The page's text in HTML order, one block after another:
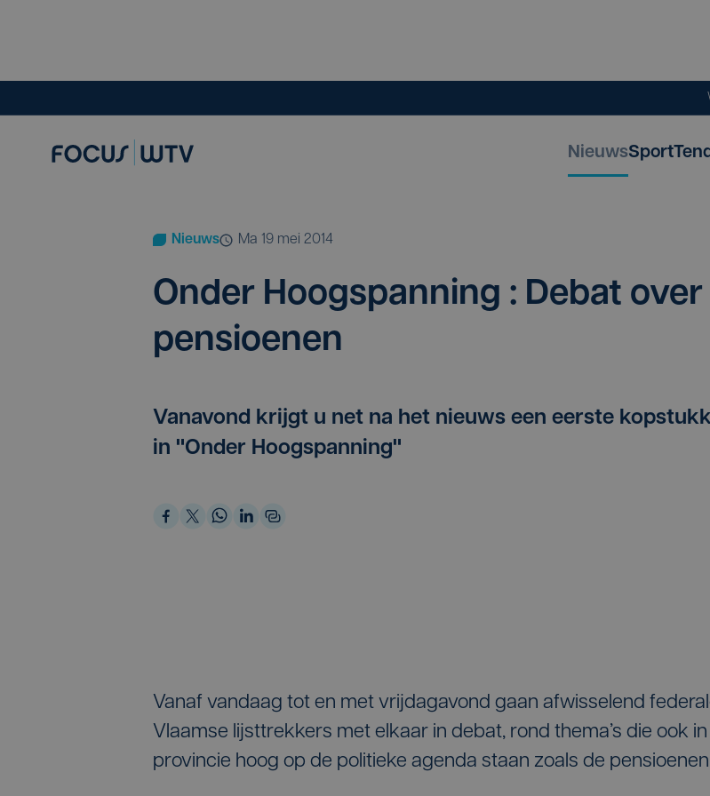
NieuwsSport
Nieuws ma 19 mei 2014
Onder Hoog­span­ning : Debat over
pensioenen
Vanavond krijgt u net na het nieuws een eerste
in "Onder Hoogspanning"
Vanaf vandaag tot en met vrijdagavond gaan afwisselend
Vlaamse lijsttrekkers met elkaar in debat, rond thema’s die ook
provincie hoog op de politieke agenda staan zoals de